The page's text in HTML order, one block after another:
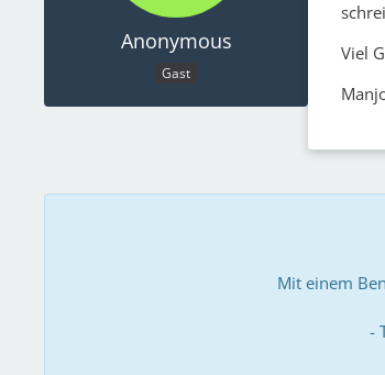
Anonymous
Gast
Viel
Mit einem
-